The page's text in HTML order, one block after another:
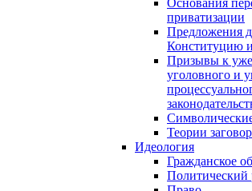
Основания
приватизации
Предложения
Конституцию
Призывы к
уголовного и
Теории
Идеология
Гражданское